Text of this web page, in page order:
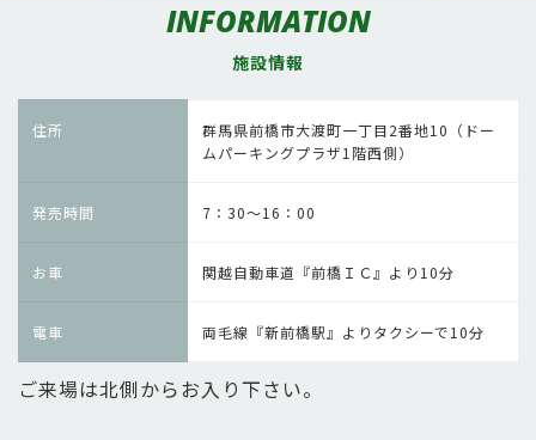
INFORMATION
施設情報
住所
群馬県前橋市大渡町一丁目2番地10（ドー
ムパーキングプラザ1階西側）
発売時間 7：30～16：00
お車 関越自動車道『前橋ＩＣ』より10分
電車 両毛線『新前橋駅』よりタクシーで10分
ご来場は北側からお入り下さい。